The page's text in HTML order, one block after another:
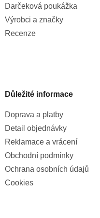
Darčeková poukážka
Výrobci a značky
Recenze
Důležité informace
Doprava a platby
Detail objednávky
Reklamace a vrácení
Obchodní podmínky
Ochrana osobních údajů
Cookies